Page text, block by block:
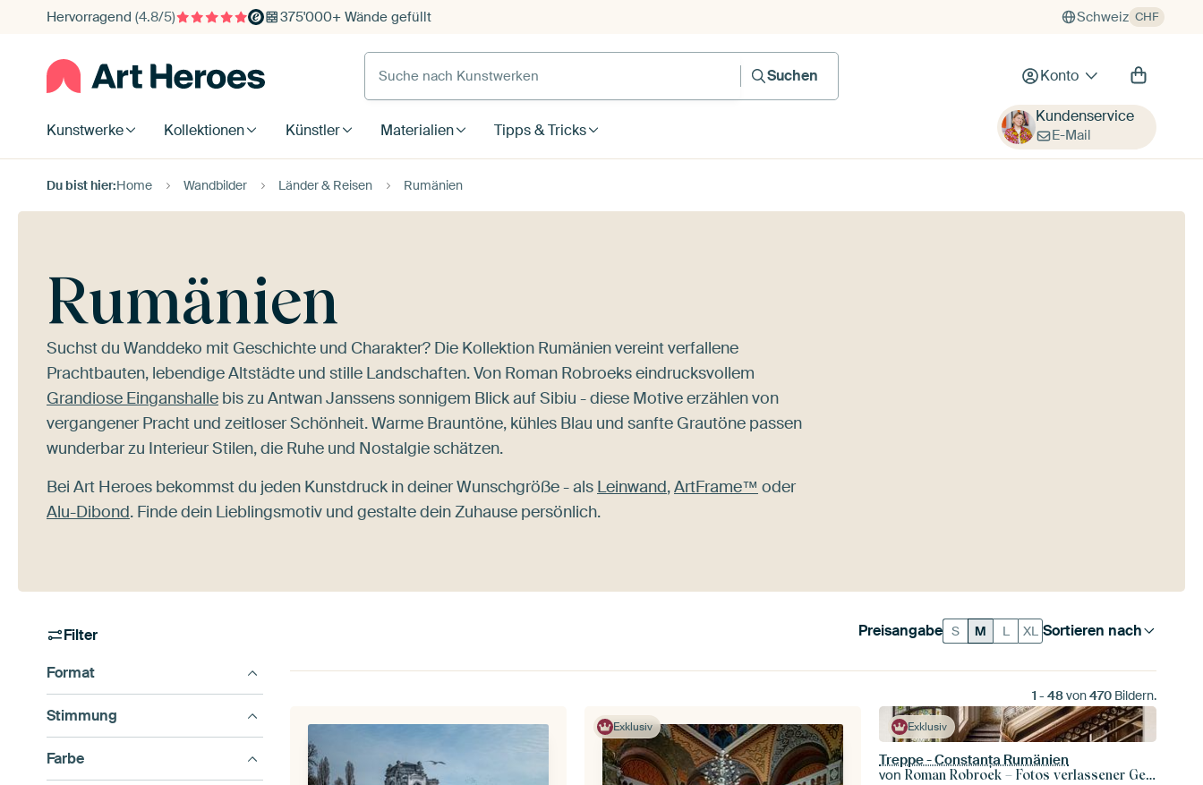
Hervorragend (4.8/5) 375'000+ Wände gefüllt Schweiz CHF
Suche nach Kunstwerken
Suchen
Konto
Kunstwerke Kollektionen Künstler Materialien Tipps & Tricks
Kundenservice
E-Mail
Du bist hier:Home Wandbilder Länder & Reisen Rumänien
Rumänien
Suchst du Wanddeko mit Geschichte und Charakter? Die Kollektion Rumänien vereint verfallene
Prachtbauten, lebendige Altstädte und stille Landschaften. Von Roman Robroeks eindrucksvollem
Grandiose Einganshalle bis zu Antwan Janssens sonnigem Blick auf Sibiu - diese Motive erzählen von
vergangener Pracht und zeitloser Schönheit. Warme Brauntöne, kühles Blau und sanfte Grautöne passen
wunderbar zu Interieur Stilen, die Ruhe und Nostalgie schätzen.
Bei Art Heroes bekommst du jeden Kunstdruck in deiner Wunschgröße - als Leinwand,ArtFrame™ oder
Alu-Dibond. Finde dein Lieblingsmotiv und gestalte dein Zuhause persönlich.
Filter
Format
Stimmung
Farbe
Sortieren nach
Preisangabe S M L XL
1 - 48von470Bildern.
Exklusiv Exklusiv
Treppe - Constanța Rumänien
vonRoman Robroek – Fotos verlassener Gebäude